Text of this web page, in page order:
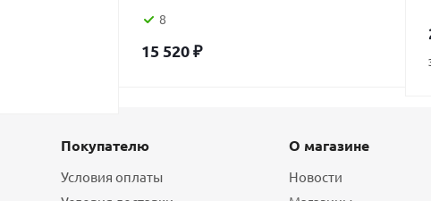
8
15 520₽
Покупателю
Условия оплаты
О магазине
Новости